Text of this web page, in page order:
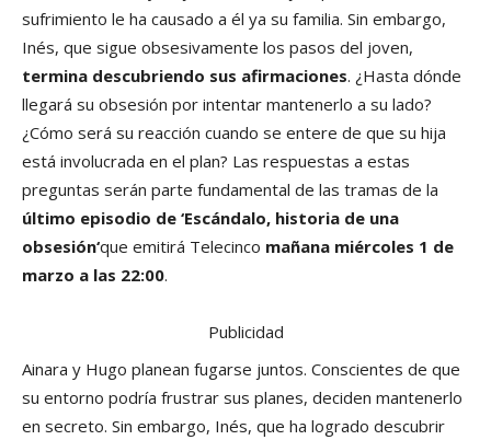
sufrimiento le ha causado a él ya su familia. Sin embargo,
Inés, que sigue obsesivamente los pasos del joven,
termina descubriendo sus afirmaciones. ¿Hasta dónde
llegará su obsesión por intentar mantenerlo a su lado?
¿Cómo será su reacción cuando se entere de que su hija
está involucrada en el plan? Las respuestas a estas
preguntas serán parte fundamental de las tramas de la
último episodio de ‘Escándalo, historia de una
obsesión‘que emitirá Telecinco mañana miércoles 1 de
marzo a las 22:00.
Publicidad
Ainara y Hugo planean fugarse juntos. Conscientes de que
su entorno podría frustrar sus planes, deciden mantenerlo
en secreto. Sin embargo, Inés, que ha logrado descubrir